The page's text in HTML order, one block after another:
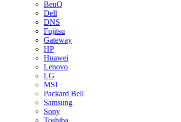
BenQ
Dell
DNS
Fujitsu
Gateway
HP
Huawei
Lenovo
LG
MSI
Packard Bell
Samsung
Sony
Toshiba